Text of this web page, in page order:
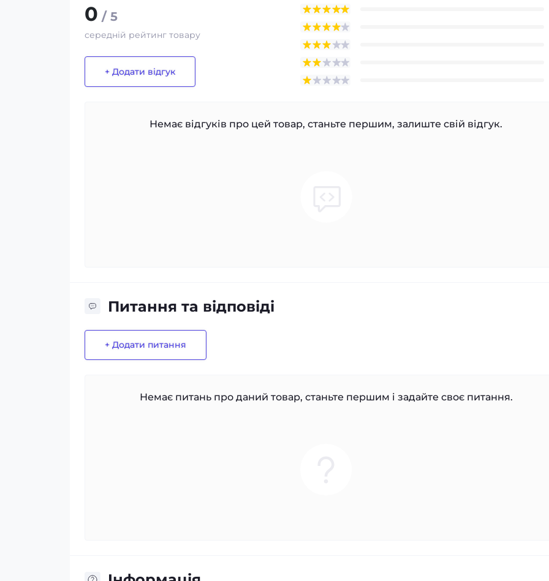
0 / 5
середній рейтинг товару
+ Додати відгук
Немає відгуків про цей товар, станьте першим, залиште свій відгук.
Питання та відповіді
+ Додати питання
Немає питань про даний товар, станьте першим і задайте своє питання.